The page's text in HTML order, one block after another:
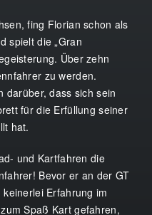
fing Florian schon als
spielt die „Gran
Über zehn
zu werden.
darüber, dass sich sein
für die Erfüllung seiner
hat.
und Kartfahren die
Bevor er an der GT
Erfahrung im
Spaß Kart gefahren,